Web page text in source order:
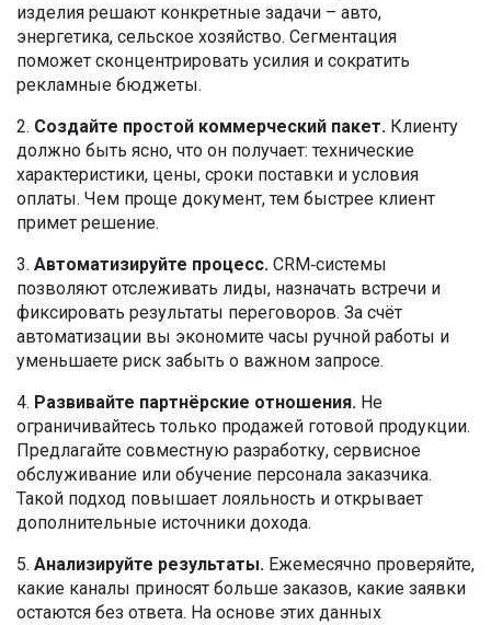
изделия решают конкретные задачи – авто,
энергетика, сельское хозяйство. Сегментация
поможет сконцентрировать усилия и сократить
рекламные бюджеты.
2. Создайте простой коммерческий пакет. Клиенту
должно быть ясно, что он получает: технические
характеристики, цены, сроки поставки и условия
оплаты. Чем проще документ, тем быстрее клиент
примет решение.
3. Автоматизируйте процесс. CRM‑системы
позволяют отслеживать лиды, назначать встречи и
фиксировать результаты переговоров. За счёт
автоматизации вы экономите часы ручной работы и
уменьшаете риск забыть о важном запросе.
4. Развивайте партнёрские отношения. Не
ограничивайтесь только продажей готовой продукции.
Предлагайте совместную разработку, сервисное
обслуживание или обучение персонала заказчика.
Такой подход повышает лояльность и открывает
дополнительные источники дохода.
5. Анализируйте результаты. Ежемесячно проверяйте,
какие каналы приносят больше заказов, какие заявки
остаются без ответа. На основе этих данных